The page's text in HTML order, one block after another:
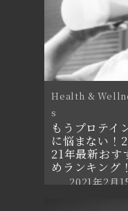
Health &
s
もうプロテイ
に悩まない！
21年最新おす
めランキング！
2021年2月